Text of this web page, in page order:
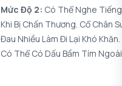
Mức Độ 2: Có Thể Nghe
Khi Bị Chấn Thương. Cổ Chân
Đau Nhiều Làm Đi Lại Khó
Có Thể Có Dấu Bầm Tím